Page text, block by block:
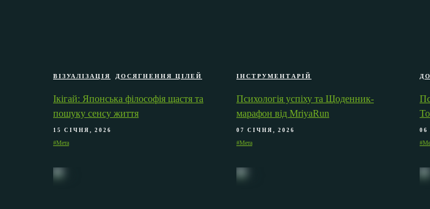
ВІЗУАЛІЗАЦІЯ ДОСЯГНЕННЯ ЦІЛЕЙ
Ікігай: Японська філософія щастя та
пошуку сенсу життя
15 СІЧНЯ, 2026
#Мета
ІНСТРУМЕНТАРІЙ
Психологія успіху та Щоденник-
марафон від MriyaRun
07 СІЧНЯ, 2026
#Мета
06